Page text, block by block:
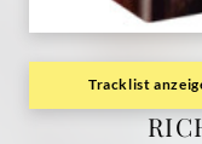
Tracklist